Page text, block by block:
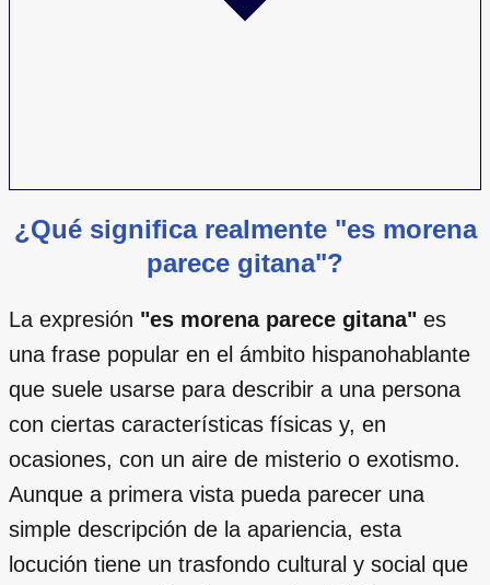
¿Qué significa realmente "es morena
parece gitana"?
La expresión "es morena parece gitana" es
una frase popular en el ámbito hispanohablante
que suele usarse para describir a una persona
con ciertas características físicas y, en
ocasiones, con un aire de misterio o exotismo.
Aunque a primera vista pueda parecer una
simple descripción de la apariencia, esta
locución tiene un trasfondo cultural y social que